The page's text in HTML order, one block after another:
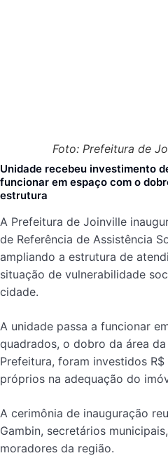
Foto: Prefeitura de
Unidade recebeu investimento
funcionar em espaço com o
estrutura
A Prefeitura de Joinville
de Referência de Assistência
ampliando a estrutura de
situação de vulnerabilidade
cidade.
A unidade passa a funcionar
quadrados, o dobro da área
Prefeitura, foram investidos
próprios na adequação do
A cerimônia de inauguração
Gambin, secretários
moradores da região.